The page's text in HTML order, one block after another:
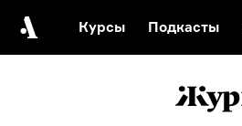
Курсы Подкасты